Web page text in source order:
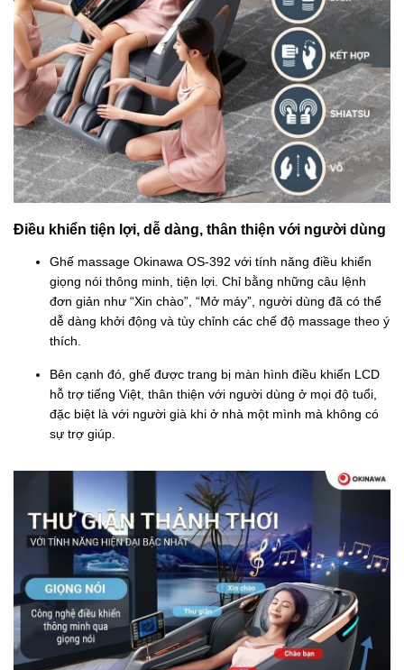
Điều khiển tiện lợi, dễ dàng, thân thiện với người dùng
Ghế massage Okinawa OS-392 với tính năng điều khiển
giọng nói thông minh, tiện lợi. Chỉ bằng những câu lệnh
đơn giản như “Xin chào”, “Mở máy”, người dùng đã có thể
dễ dàng khởi động và tùy chỉnh các chế độ massage theo ý
thích.
Bên cạnh đó, ghế được trang bị màn hình điều khiển LCD
hỗ trợ tiếng Việt, thân thiện với người dùng ở mọi độ tuổi,
đặc biệt là với người già khi ở nhà một mình mà không có
sự trợ giúp.